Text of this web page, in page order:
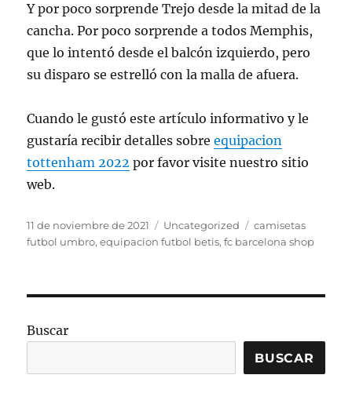
Y por poco sorprende Trejo desde la mitad de la
cancha. Por poco sorprende a todos Memphis,
que lo intentó desde el balcón izquierdo, pero
su disparo se estrelló con la malla de afuera.
Cuando le gustó este artículo informativo y le
gustaría recibir detalles sobreequipacion
tottenham 2022 por favor visite nuestro sitio
web.
Publicado
el
11 de noviembre de 2021 Categorías
Uncategorized Etiquetas
camisetas
futbol umbro,equipacion futbol betis,fc barcelona shop
Buscar
BUSCAR